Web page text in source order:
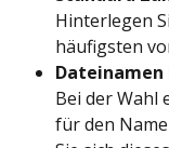
Hinterlegen
häufigsten
Dateinamen
Bei der Wahl
für den